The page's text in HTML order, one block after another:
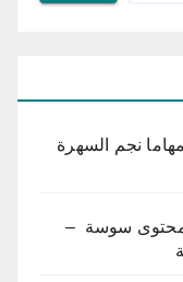
نجم السهرة
المحتوى سوسة –